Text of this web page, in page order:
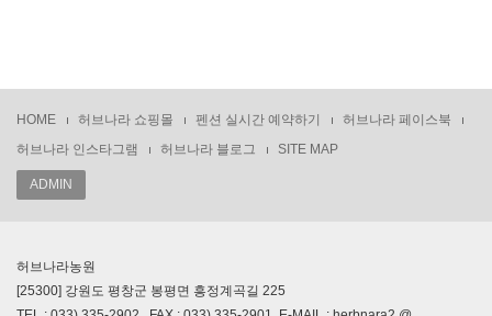
HOME 허브나라 쇼핑몰 펜션 실시간 예약하기
허브나라 페이스북
허브나라 인스타그램
허브나라 블로그 SITE MAP
ADMIN
허브나라농원
[25300] 강원도 평창군 봉평면 흥정계곡길 225